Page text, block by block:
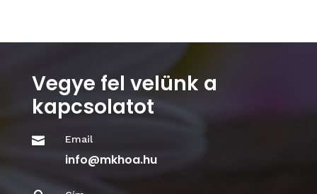
Vegye fel velünk a
kapcsolatot
 Email
info@mkhoa.hu